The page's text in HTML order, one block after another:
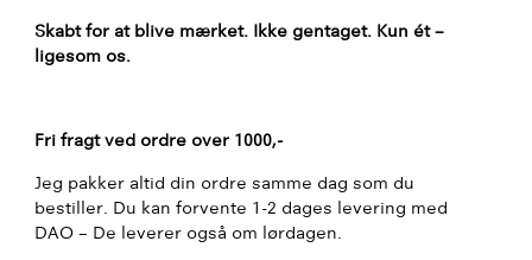
Skabt for at blive mærket. Ikke gentaget. Kun ét –
ligesom os.
Fri fragt ved ordre over 1000,-
Jeg pakker altid din ordre samme dag som du
bestiller. Du kan forvente 1-2 dages levering med
DAO – De leverer også om lørdagen.